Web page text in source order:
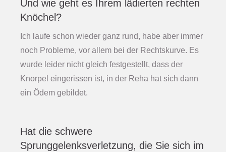
Und wie geht es Ihrem lädierten rechten
Knöchel?
Ich laufe schon wieder ganz rund, habe aber immer
noch Probleme, vor allem bei der Rechtskurve. Es
wurde leider nicht gleich festgestellt, dass der
Knorpel eingerissen ist, in der Reha hat sich dann
ein Ödem gebildet.
Hat die schwere
Sprunggelenksverletzung, die Sie sich im